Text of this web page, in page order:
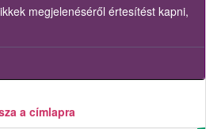
megjelenéséről értesítést kapni,
a címlapra